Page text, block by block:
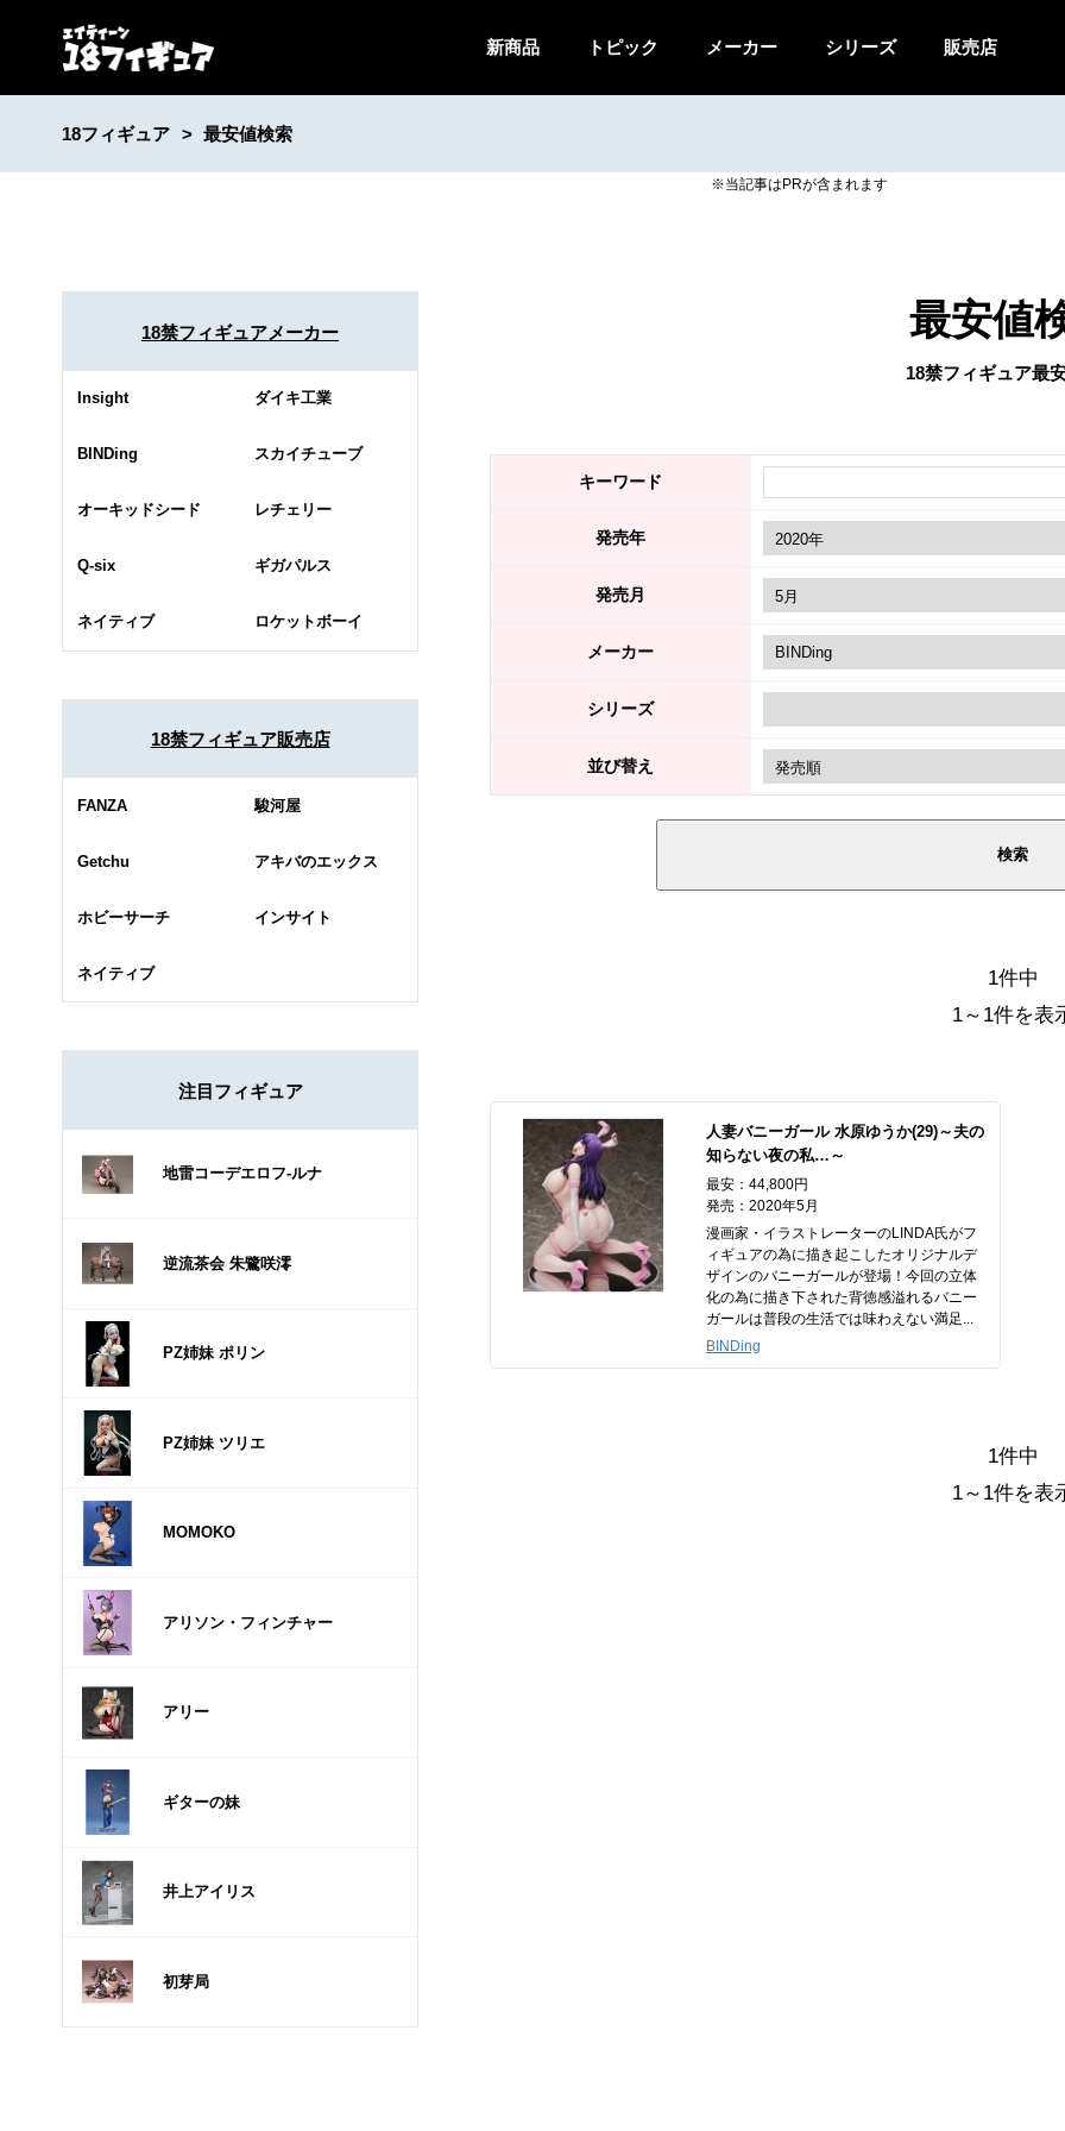
新商品 トピック メーカー シリーズ 販売店
18フィギュア 最安値検索
18禁フィギュアメーカー
Insight ダイキ工業
BINDing スカイチューブ
オーキッドシード レチェリー
Q-six ギガパルス
ネイティブ ロケットボーイ
18禁フィギュア販売店
FANZA 駿河屋
Getchu アキバのエックス
ホビーサーチ インサイト
ネイティブ
注目フィギュア
地雷コーデエロフ-ルナ
逆流茶会 朱鷺咲澪
PZ姉妹 ポリン
PZ姉妹 ツリエ
MOMOKO
アリソン・フィンチャー
アリー
ギターの妹
井上アイリス
初芽局
最安値
18禁フィギュア最
キーワード
発売年
発売月
メーカー
シリーズ
並び替え
1件中
1～1件を表
人妻バニーガール 水原ゆうか(29)～夫の
知らない夜の私…～
最安：44,800円
発売：2020年5月
漫画家・イラストレーターのLINDA氏がフ
ィギュアの為に描き起こしたオリジナルデ
ザインのバニーガールが登場！今回の立体
化の為に描き下された背徳感溢れるバニー
ガールは普段の生活では味わえない満足...
BINDing
1件中
1～1件を表